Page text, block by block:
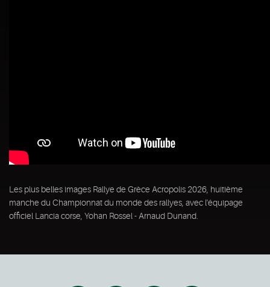
Les plus belles images Rallye de Grèce Acropolis 2026, huitième
manche du Championnat du monde des rallyes, avec l'équipage
officiel Lancia corse, Yohan Rossel - Arnaud Dunand.